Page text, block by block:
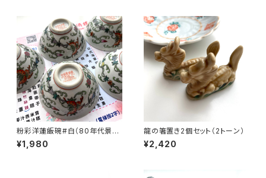
粉彩洋蓮飯碗#白（80年代景徳
鎮デッドストック）
¥1,980
龍の箸置き2個セット（2トーン）
¥2,420